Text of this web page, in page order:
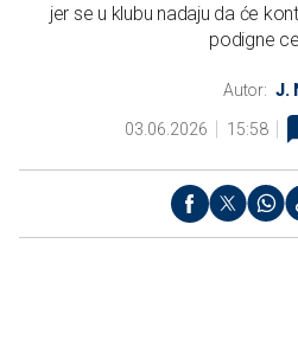
jer se u klubu nadaju da će
podigne
Autor: J.
03.06.2026 15:58